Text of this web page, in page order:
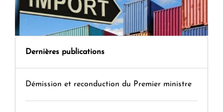
Dernières publications
Démission et reconduction du Premier ministre